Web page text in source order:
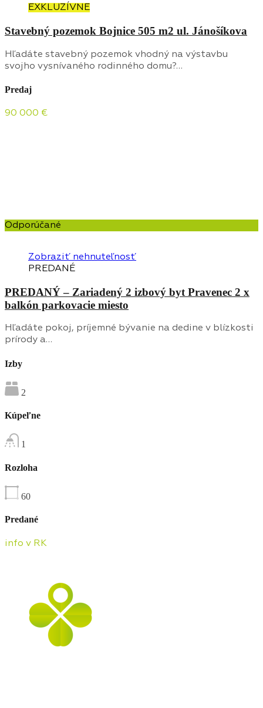
EXKLUZÍVNE
Stavebný pozemok Bojnice 505 m2 ul. Jánošíkova
Hľadáte stavebný pozemok vhodný na výstavbu
svojho vysnívaného rodinného domu?…
Predaj
90 000 €
Odporúčané
Zobraziť nehnuteľnosť
PREDANÉ
PREDANÝ – Zariadený 2 izbový byt Pravenec 2 x
balkón parkovacie miesto
Hľadáte pokoj, príjemné bývanie na dedine v blízkosti
prírody a…
Izby
2
Kúpeľne
1
Rozloha
60
Predané
info v RK